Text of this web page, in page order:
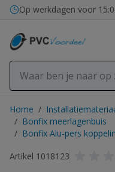
Ga naar de inhoud
Op werkdagen voor
Home /
/ Bonfix meerlagenbuis
/ Bonfix Alu-pers
Artikel 1018123